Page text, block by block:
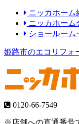
ニッカホーム
ニッカホーム
ショールーム
姫路市のエコリフォ
0120-66-7549
※店舗への直通番号